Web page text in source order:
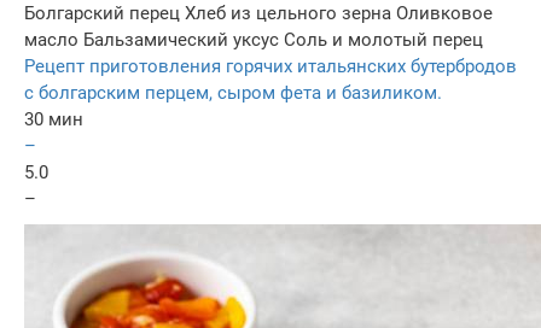
Болгарский перец Хлеб из цельного зерна Оливковое
масло Бальзамический уксус Соль и молотый перец
Рецепт приготовления горячих итальянских бутербродов
с болгарским перцем, сыром фета и базиликом.
30 мин
–
5.0
–